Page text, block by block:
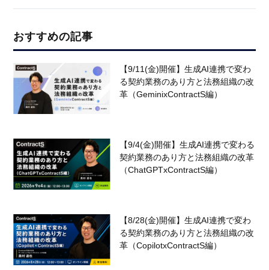
おすすめの記事
【9/11(金)開催】生成AI連携で変わ
る契約業務のあり方と法務組織の改
革（GeminixContractS編）
【9/4(金)開催】生成AI連携で変わる
契約業務のあり方と法務組織の改革
（ChatGPTxContractS編）
【8/28(金)開催】生成AI連携で変わ
る契約業務のあり方と法務組織の改
革（CopilotxContractS編）